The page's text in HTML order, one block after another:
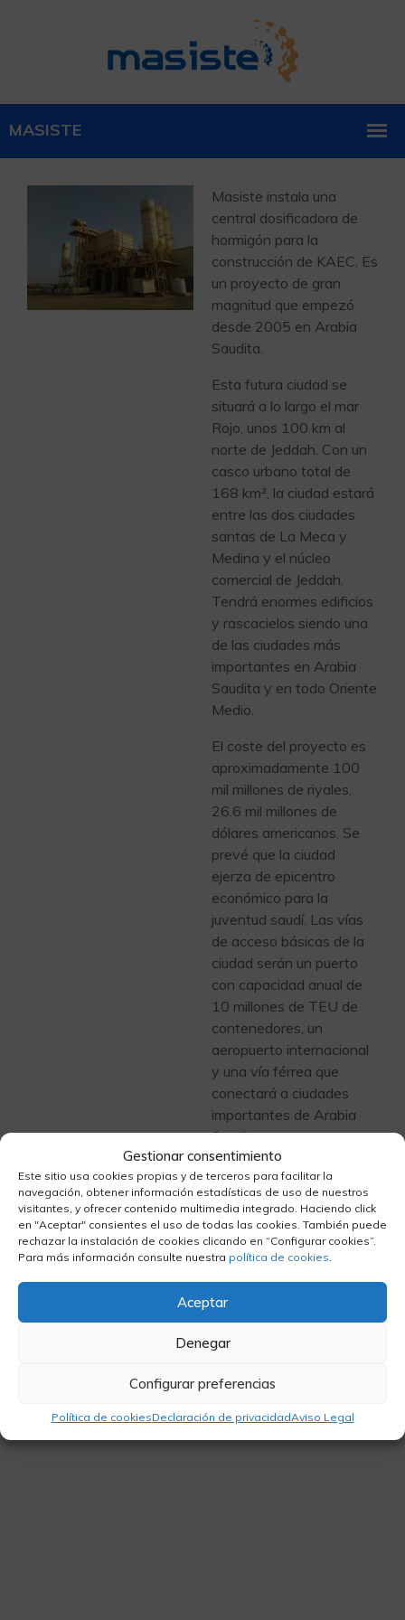
Gestionar consentimiento
Este sitio usa cookies propias y de terceros para facilitar la
navegación, obtener información estadísticas de uso de nuestros
visitantes, y ofrecer contenido multimedia integrado. Haciendo click
en "Aceptar" consientes el uso de todas las cookies. También puede
rechazar la instalación de cookies clicando en “Configurar cookies”.
Para más información consulte nuestra política de cookies.
Aceptar
Denegar
Configurar preferencias
Política de cookiesDeclaración de privacidadAviso Legal
Masiste instala una
central dosificadora de
hormigón para la
construcción de KAEC. Es
un proyecto de gran
magnitud que empezó
desde 2005 en Arabia
Saudita.
Esta futura ciudad se
situará a lo largo el mar
Rojo, unos 100 km al
norte de Jeddah. Con un
casco urbano total de
168 km², la ciudad estará
entre las dos ciudades
santas de La Meca y
Medina y el núcleo
comercial de Jeddah.
Tendrá enormes edificios
y rascacielos siendo una
de las ciudades más
importantes en Arabia
Saudita y en todo Oriente
Medio.
El coste del proyecto es
aproximadamente 100
mil millones de riyales,
26.6 mil millones de
dólares americanos. Se
prevé que la ciudad
ejerza de epicentro
económico para la
juventud saudí. Las vías
de acceso básicas de la
ciudad serán un puerto
con capacidad anual de
10 millones de TEU de
contenedores, un
aeropuerto internacional
y una vía férrea que
conectará a ciudades
importantes de Arabia
Saudita.